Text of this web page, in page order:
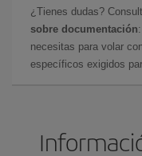
¿Tienes dudas?
sobre documentación
necesitas para volar
específicos exigidos